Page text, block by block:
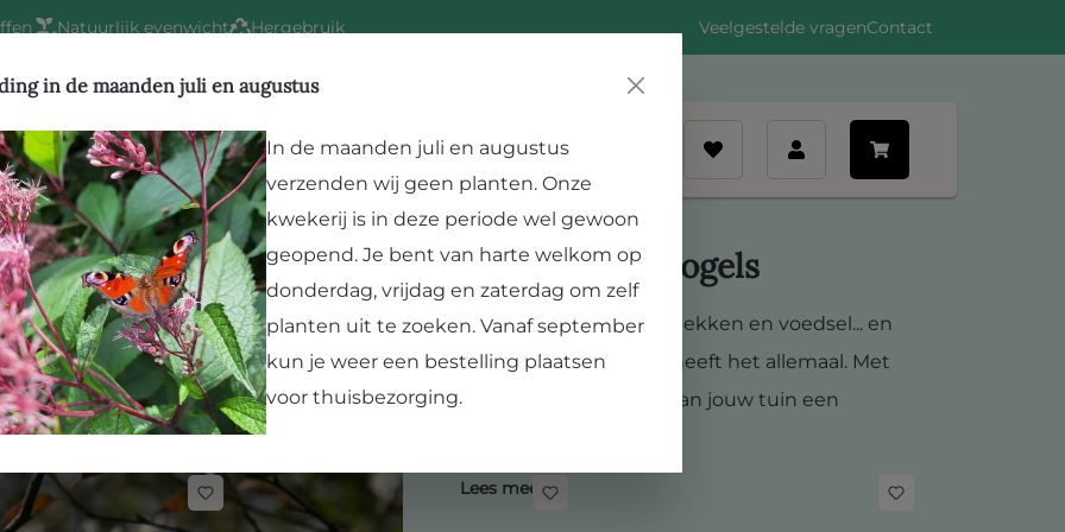
Natuurlijk evenwicht Hergebruik Veelgestelde vragenContact
Kwekerij Vergroenen Bezoek Paard en Plant
Planten voor vogels
Schuilplaatsen, broedplekken en voedsel... en
vogelvriendelijke tuin heeft het allemaal. Met
deze planten maak jij van jouw tuin een
Lees meer
voor vogels430 producten
in de maanden juli en augustus
In de maanden juli en augustus
verzenden wij geen planten. Onze
kwekerij is in deze periode wel gewoon
geopend. Je bent van harte welkom op
donderdag, vrijdag en zaterdag om zelf
planten uit te zoeken. Vanaf september
kun je weer een bestelling plaatsen
voor thuisbezorging.